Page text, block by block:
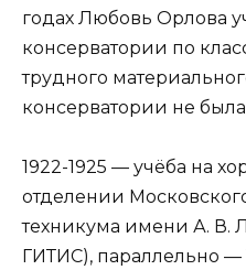
годах Любовь Орлова
консерватории по
трудного
консерватории не
1922-1925 — учёба на
отделении
техникума имени А. В.
ГИТИС), параллельно —